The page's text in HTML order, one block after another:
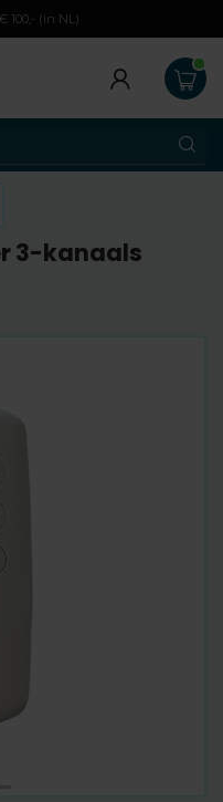
100,- (in NL)
3-kanaals